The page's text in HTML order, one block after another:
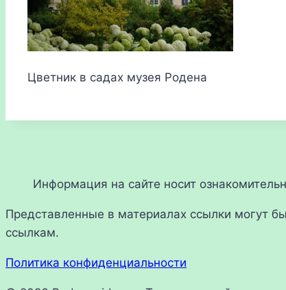
Цветник в садах музея Родена
Информация на сайте носит
Представленные в материалах ссылки могут
ссылкам.
Политика конфиденциальности